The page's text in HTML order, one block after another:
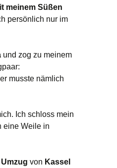
meinem Süßen
persönlich nur im
und zog zu meinem
musste nämlich
Ich schloss mein
eine Weile in
Umzug von Kassel